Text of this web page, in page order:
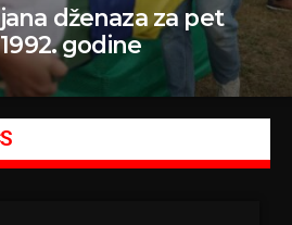
dženaza za pet
godine